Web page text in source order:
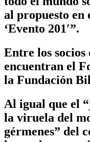
al propuesto en
‘Evento 201′”.
Entre los socios
encuentran el
la Fundación
Al igual que el
la viruela del
gérmenes” del